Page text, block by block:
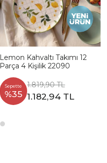
Lemon Kahvaltı Takımı 12
Parça 4 Kişilik 22090
Sepette
%35
1.819,90 TL
1.182,94 TL